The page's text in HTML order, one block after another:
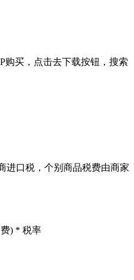
购买，点击去下载按钮，搜索
进口税，个别商品税费由商家
) * 税率